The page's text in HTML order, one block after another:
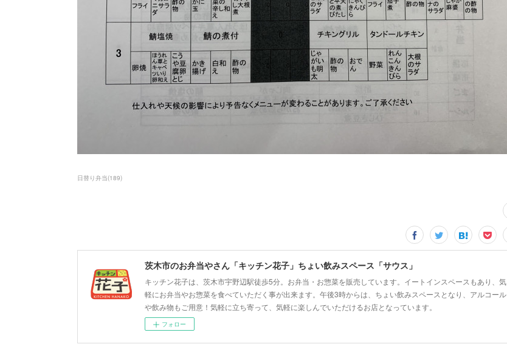
日替り弁当(189)
茨木市のお弁当やさん「キッチン花子」ちょい飲みスペース「サウス」
キッチン花子は、茨木市宇野辺駅徒歩5分。お弁当・お惣菜を販売しています。イートインスペースもあり、気
軽にお弁当やお惣菜を食べていただく事が出来ます。午後3時からは、ちょい飲みスペースとなり、アルコール
や飲み物もご用意！気軽に立ち寄って、気軽に楽しんでいただけるお店となっています。
フォロー